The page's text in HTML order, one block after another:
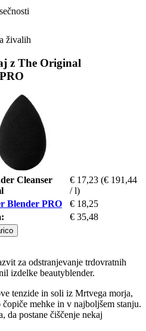
živalih
z The Original
Cleanser
€ 17,23 (€ 191,44
/ l)
Blender PRO
€ 18,25
€ 35,48
za odstranjevanje trdovratnih
izdelke beautyblender.
tenzide in soli iz Mrtvega morja,
mehke in v najboljšem stanju.
da postane čiščenje nekaj